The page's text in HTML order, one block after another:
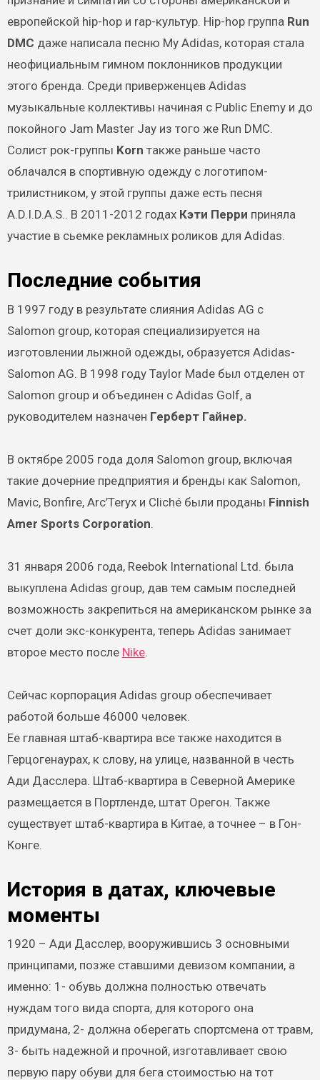
европейской hip-hop и rap-культур. Hip-hop группа Run
DMC даже написала песню My Adidas, которая стала
неофициальным гимном поклонников продукции
этого бренда. Среди приверженцев Adidas
музыкальные коллективы начиная с Public Enemy и до
покойного Jam Master Jay из того же Run DMC.
Солист рок-группы Korn также раньше часто
облачался в спортивную одежду с логотипом-
трилистником, у этой группы даже есть песня
A.D.I.D.A.S.. В 2011-2012 годах Кэти Перри приняла
участие в сьемке рекламных роликов для Adidas.
Последние события
В 1997 году в результате слияния Adidas AG с
Salomon group, которая специализируется на
изготовлении лыжной одежды, образуется Adidas-
Salomon AG. В 1998 году Taylor Made был отделен от
Salomon group и объединен с Adidas Golf, а
руководителем назначен Герберт Гайнер.
В октябре 2005 года доля Salomon group, включая
такие дочерние предприятия и бренды как Salomon,
Mavic, Bonfire, Arc’Teryx и Cliché были проданы Finnish
Amer Sports Corporation.
31 января 2006 года, Reebok International Ltd. была
выкуплена Adidas group, дав тем самым последней
возможность закрепиться на американском рынке за
счет доли экс-конкурента, теперь Adidas занимает
второе место после Nike.
Сейчас корпорация Adidas group обеспечивает
работой больше 46000 человек.
Ее главная штаб-квартира все также находится в
Герцогенаурах, к слову, на улице, названной в честь
Ади Дасслера. Штаб-квартира в Северной Америке
размещается в Портленде, штат Орегон. Также
существует штаб-квартира в Китае, а точнее – в Гон-
Конге.
История в датах, ключевые
моменты
1920 – Ади Дасслер, вооружившись 3 основными
принципами, позже ставшими девизом компании, а
именно: 1- обувь должна полностью отвечать
нуждам того вида спорта, для которого она
придумана, 2- должна оберегать спортсмена от травм,
3- быть надежной и прочной, изготавливает свою
первую пару обуви для бега стоимостью на тот